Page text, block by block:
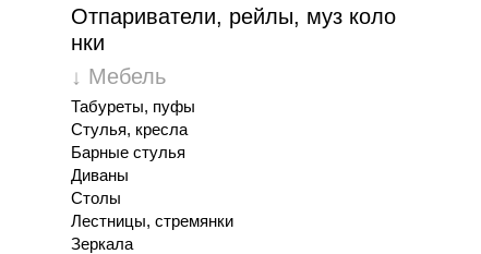
Отпариватели, рейлы, муз коло
нки
↓ Мебель
Табуреты, пуфы
Стулья, кресла
Барные стулья
Диваны
Столы
Лестницы, стремянки
Зеркала